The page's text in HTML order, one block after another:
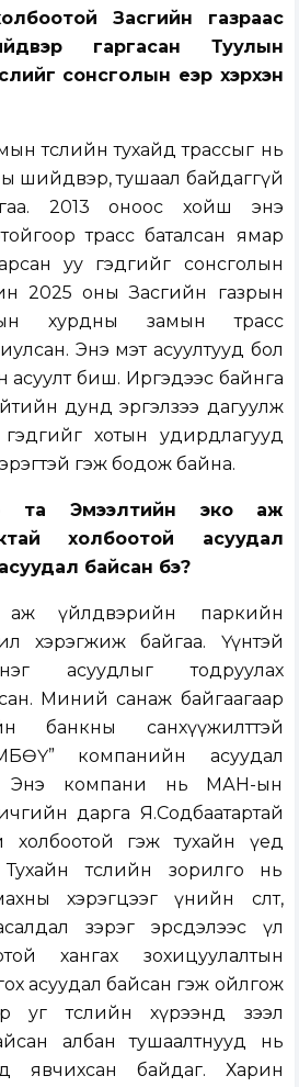
Засгийн газраас
гаргасан Туулын
сонсголын үеэр хэрхэн
төслийн тухайд трассыг нь
шийдвэр, тушаал байдаггүй
2013 оноос хойш энэ
трасс баталсан ямар
уу гэдгийг сонсголын
2025 оны Засгийн газрын
хурдны замын трасс
Энэ мэт асуултууд бол
асуулт биш. Иргэдээс байнга
дунд эргэлзээ дагуулж
хотын удирдлагууд
гэж бодож байна.
та Эмээлтийн эко аж
холбоотой асуудал
байсан бэ?
аж үйлдвэрийн паркийн
хэрэгжиж байгаа. Үүнтэй
асуудлыг тодруулах
Миний санаж байгаагаар
банкны санхүүжилттэй
компанийн асуудал
Энэ компани нь МАН-ын
дарга Я.Содбаатартай
холбоотой гэж тухайн үед
төслийн зорилго нь
хэрэгцээг үнийн өсөлт,
зэрэг эрсдэлээс үл
хангах зохицуулалтын
асуудал байсан гэж ойлгож
уг төслийн хүрээнд зээл
албан тушаалтнууд нь
явчихсан байдаг. Харин